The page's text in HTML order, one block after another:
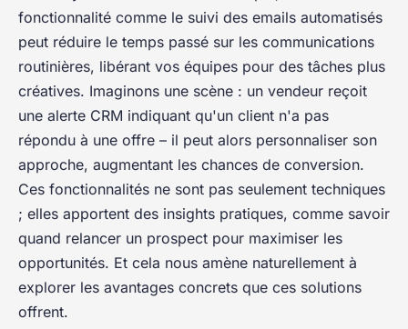
fonctionnalité comme le suivi des emails automatisés
peut réduire le temps passé sur les communications
routinières, libérant vos équipes pour des tâches plus
créatives. Imaginons une scène : un vendeur reçoit
une alerte CRM indiquant qu'un client n'a pas
répondu à une offre – il peut alors personnaliser son
approche, augmentant les chances de conversion.
Ces fonctionnalités ne sont pas seulement techniques
; elles apportent des insights pratiques, comme savoir
quand relancer un prospect pour maximiser les
opportunités. Et cela nous amène naturellement à
explorer les avantages concrets que ces solutions
offrent.